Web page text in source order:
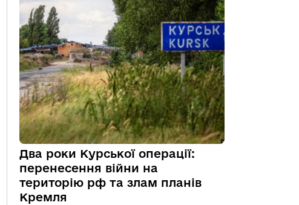
Два роки Курської операції:
перенесення війни на
територію рф та злам планів
Кремля